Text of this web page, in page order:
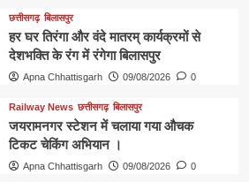
छत्तीसगढ़ बिलासपुर
हर घर तिरंगा और वंदे मातरम् कार्यक्रमों से
देशभक्ति के रंग में रंगेगा बिलासपुर
Apna Chhattisgarh 09/08/2026 0
Railway News छत्तीसगढ़ बिलासपुर
जयरामनगर स्टेशन में चलाया गया औचक
टिकट चेकिंग अभियान ।
Apna Chhattisgarh 09/08/2026 0